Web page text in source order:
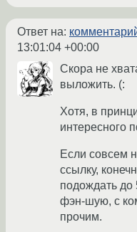
Ответ на:
13:01:04 +00:00
Скора не
выложить. (:
Хотя, в
интересного
Если совсем
ссылку,
подождать до
фэн-шую, с
прочим.